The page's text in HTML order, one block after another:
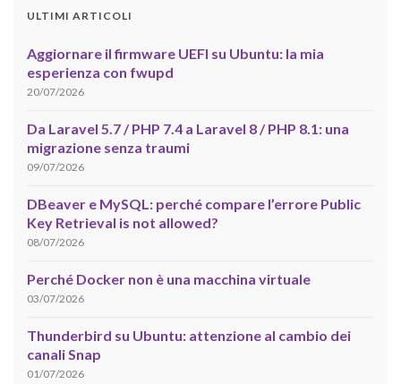
ULTIMI ARTICOLI
Aggiornare il firmware UEFI su Ubuntu: la mia
esperienza con fwupd
20/07/2026
Da Laravel 5.7 / PHP 7.4 a Laravel 8 / PHP 8.1: una
migrazione senza traumi
09/07/2026
DBeaver e MySQL: perché compare l’errore Public
Key Retrieval is not allowed?
08/07/2026
Perché Docker non è una macchina virtuale
03/07/2026
Thunderbird su Ubuntu: attenzione al cambio dei
canali Snap
01/07/2026